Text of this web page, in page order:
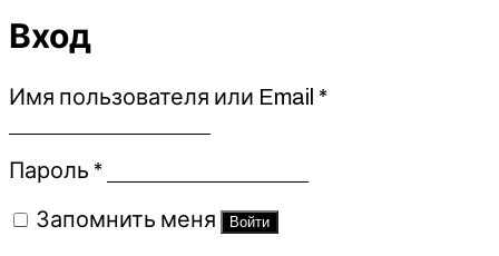
Вход
Имя пользователя или Email *Обязательно
Пароль *Обязательно
Запомнить меня Войти